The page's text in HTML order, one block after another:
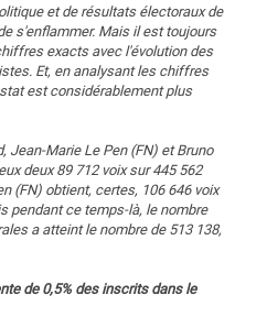
et de résultats électoraux de
s'enflammer. Mais il est toujours
exacts avec l'évolution des
Et, en analysant les chiffres
est considérablement plus
Jean-Marie Le Pen (FN) et Bruno
deux 89 712 voix sur 445 562
(FN) obtient, certes, 106 646 voix
pendant ce temps-là, le nombre
a atteint le nombre de 513 138,
de 0,5% des inscrits dans le